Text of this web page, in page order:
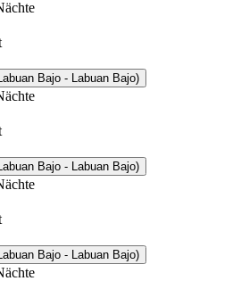
Bajo - Labuan Bajo)
Bajo - Labuan Bajo)
Bajo - Labuan Bajo)